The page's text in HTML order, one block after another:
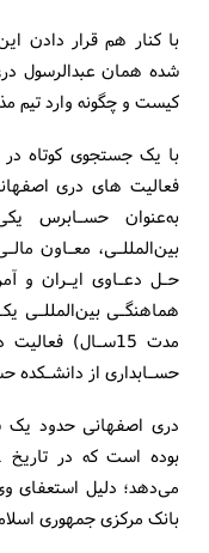
با کنار هم قرار دادن
شده همان عبدالرسول
کیست و چگونه وارد تیم
با یک جستجوی کوتاه
فعالیت های دری
به‌عنوان حسـابرس
بین‌المللـی، معـاون
هماهنگـی بین‌المللـی
مدت 15‌سـال)
حسـابداری از دانشـکده
دری اصفهانی حدود
می‌دهد؛ دلیل استعفای
بانک مرکزی جمهوری